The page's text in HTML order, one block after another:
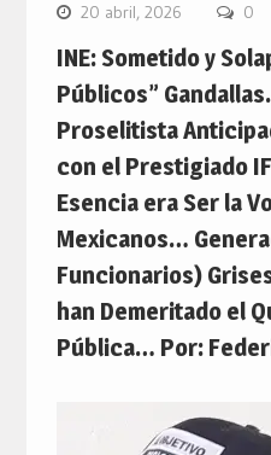
20 abril, 2026 0
INE: Sometido y
Públicos”
Proselitista
con el Prestigiado
Esencia era Ser la
Mexicanos…
Funcionarios)
han Demeritado el
Pública… Por: